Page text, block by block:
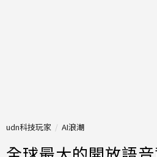
udn科技玩家 AI浪潮